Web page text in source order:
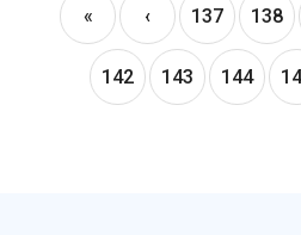
« ‹ 137 138
142 143 144